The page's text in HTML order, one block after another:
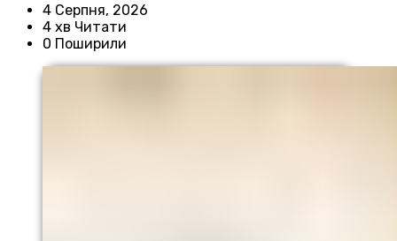
4 Серпня, 2026
4 хв Читати
0 Поширили